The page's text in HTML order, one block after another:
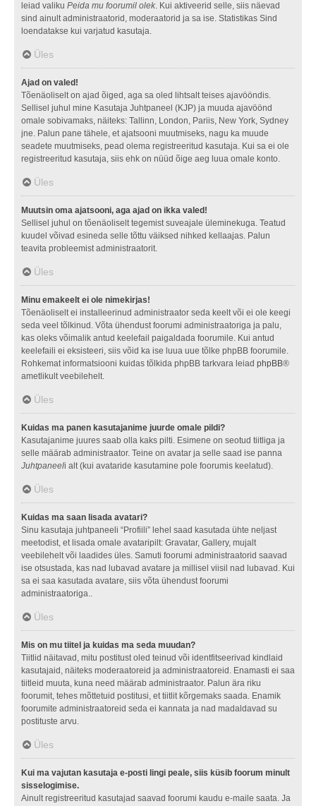
leiad valiku Peida mu foorumil olek. Kui aktiveerid selle, siis näevad
sind ainult administraatorid, moderaatorid ja sa ise. Statistikas Sind
loendatakse kui varjatud kasutaja.
Üles
Ajad on valed!
Tõenäoliselt on ajad õiged, aga sa oled lihtsalt teises ajavööndis.
Sellisel juhul mine Kasutaja Juhtpaneel (KJP) ja muuda ajavöönd
omale sobivamaks, näiteks: Tallinn, London, Pariis, New York, Sydney
jne. Palun pane tähele, et ajatsooni muutmiseks, nagu ka muude
seadete muutmiseks, pead olema registreeritud kasutaja. Kui sa ei ole
registreeritud kasutaja, siis ehk on nüüd õige aeg luua omale konto.
Üles
Muutsin oma ajatsooni, aga ajad on ikka valed!
Sellisel juhul on tõenäoliselt tegemist suveajale üleminekuga. Teatud
kuudel võivad esineda selle tõttu väiksed nihked kellaajas. Palun
teavita probleemist administraatorit.
Üles
Minu emakeelt ei ole nimekirjas!
Tõenäoliselt ei installeerinud administraator seda keelt või ei ole keegi
seda veel tõlkinud. Võta ühendust foorumi administraatoriga ja palu,
kas oleks võimalik antud keelefail paigaldada foorumile. Kui antud
keelefaili ei eksisteeri, siis võid ka ise luua uue tõlke phpBB foorumile.
Rohkemat informatsiooni kuidas tõlkida phpBB tarkvara leiad phpBB®
ametlikult veebilehelt.
Üles
Kuidas ma panen kasutajanime juurde omale pildi?
Kasutajanime juures saab olla kaks pilti. Esimene on seotud tiitliga ja
selle määrab administraator. Teine on avatar ja selle saad ise panna
Juhtpaneeli alt (kui avataride kasutamine pole foorumis keelatud).
Üles
Kuidas ma saan lisada avatari?
Sinu kasutaja juhtpaneeli “Profiili” lehel saad kasutada ühte neljast
meetodist, et lisada omale avataripilt: Gravatar, Gallery, mujalt
veebilehelt või laadides üles. Samuti foorumi administraatorid saavad
ise otsustada, kas nad lubavad avatare ja millisel viisil nad lubavad. Kui
sa ei saa kasutada avatare, siis võta ühendust foorumi
administraatoriga..
Üles
Mis on mu tiitel ja kuidas ma seda muudan?
Tiitlid näitavad, mitu postitust oled teinud või identfitseerivad kindlaid
kasutajaid, näiteks moderaatoreid ja administraatoreid. Enamasti ei saa
tiitleid muuta, kuna need määrab administraator. Palun ära riku
foorumit, tehes mõttetuid postitusi, et tiitlit kõrgemaks saada. Enamik
foorumite administraatoreid seda ei kannata ja nad madaldavad su
postituste arvu.
Üles
Kui ma vajutan kasutaja e-posti lingi peale, siis küsib foorum minult
sisselogimise.
Ainult registreeritud kasutajad saavad foorumi kaudu e-maile saata. Ja